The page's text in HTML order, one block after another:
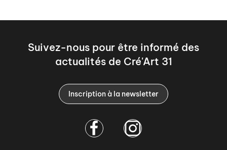
Suivez-nous pour être informé des
actualités de Cré'Art 31
Inscription à la newsletter